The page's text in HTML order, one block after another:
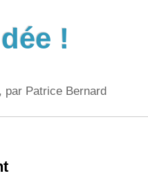
!
Patrice Bernard